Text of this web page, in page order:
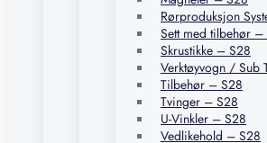
Rørproduksjon
Sett med tilbehør –
Skrustikke – S28
Verktøyvogn / Sub
Tilbehør – S28
Tvinger – S28
U-Vinkler – S28
Vedlikehold – S28